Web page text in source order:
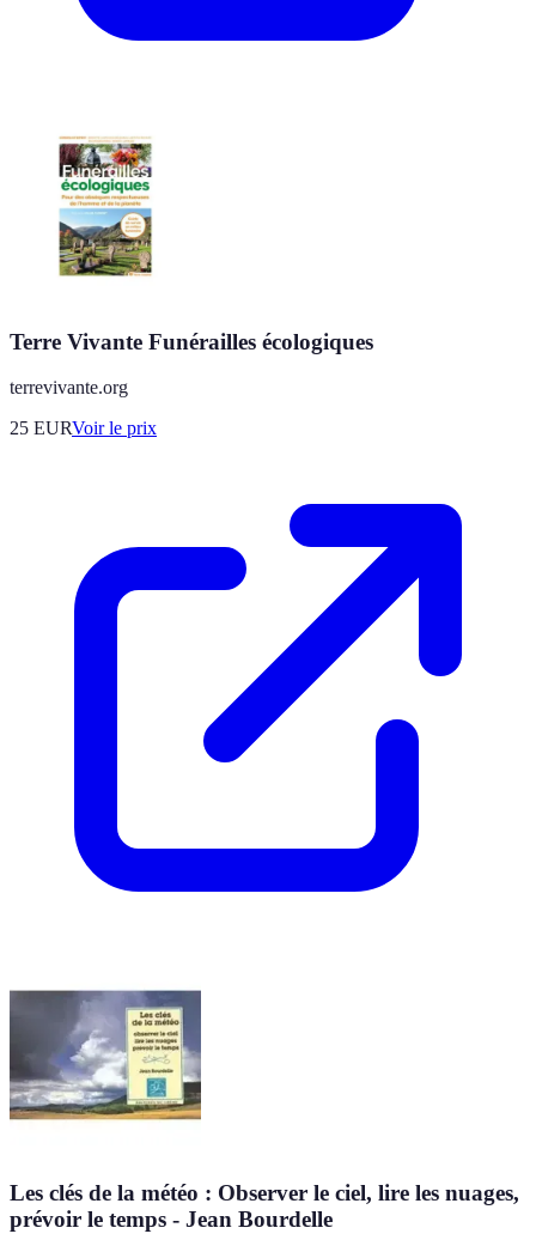
Terre Vivante Funérailles écologiques
terrevivante.org
25 EURVoir le prix
Les clés de la météo : Observer le ciel, lire les nuages,
prévoir le temps - Jean Bourdelle